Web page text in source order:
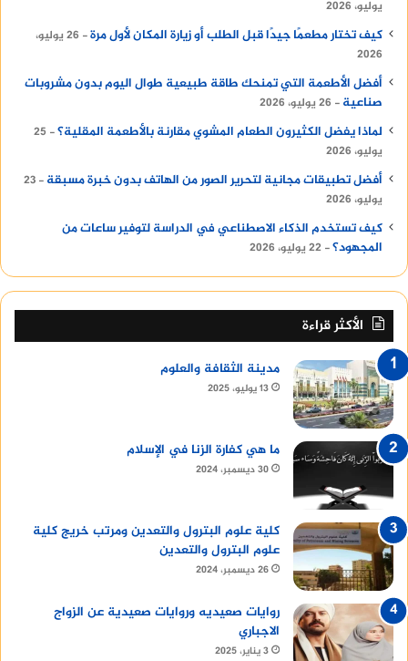
يوليو، 2026
كيف تختار مطعمًا جيدًا قبل الطلب أو زيارة المكان لأول مرة
26 يوليو،
2026
أفضل الأطعمة التي تمنحك طاقة طبيعية طوال اليوم بدون مشروبات
صناعية
26 يوليو، 2026
لماذا يفضل الكثيرون الطعام المشوي مقارنة بالأطعمة المقلية؟
25
يوليو، 2026
أفضل تطبيقات مجانية لتحرير الصور من الهاتف بدون خبرة مسبقة
23
يوليو، 2026
كيف تستخدم الذكاء الاصطناعي في الدراسة لتوفير ساعات من
المجهود؟ 22 يوليو، 2026
الأكثر قراءة
مدينة الثقافة والعلوم
13 يوليو، 2025
ما هي كفارة الزنا في الإسلام
30 ديسمبر، 2024
كلية علوم البترول والتعدين ومرتب خريج كلية
علوم البترول والتعدين
26 ديسمبر، 2024
روايات صعيديه وروايات صعيدية عن الزواج
الاجباري
3 يناير، 2025